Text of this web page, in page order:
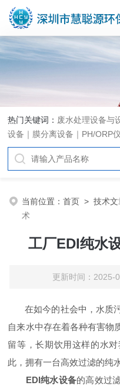
热门关键词： 废水处理设备与
设备｜膜分离设备｜PH/ORP
代理｜EDI模块维修
当前位置：首页 >技术文
术
工厂EDI纯水
更新时间：
在如今的社会中，水质污
自来水中存在着各种有害物
留等，长期饮用这样的水
此，拥有一台高效过滤的纯
EDI纯水设备的高效过